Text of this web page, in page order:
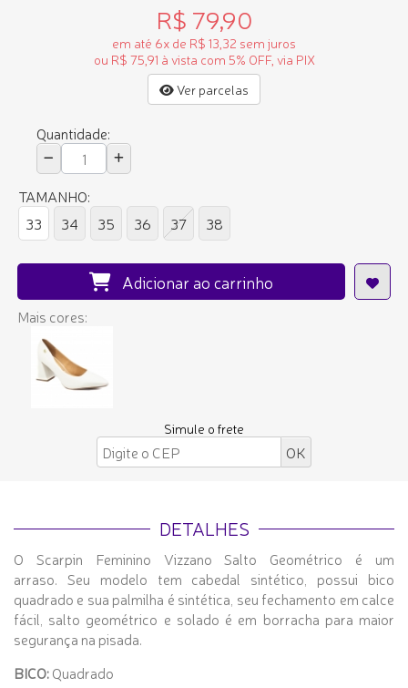
R$ 79,90
em até 6x de R$ 13,32 sem juros
ou R$ 75,91 à vista com 5% OFF, via PIX
Ver parcelas
Quantidade:
TAMANHO:
33
34 35 36 37 38
Adicionar ao carrinho
Mais cores:
Simule o frete
DETALHES
O Scarpin Feminino Vizzano Salto Geométrico é um
arraso. Seu modelo tem cabedal sintético, possui bico
quadrado e sua palmilha é sintética, seu fechamento em calce
fácil, salto geométrico e solado é em borracha para maior
segurança na pisada.
BICO:Quadrado